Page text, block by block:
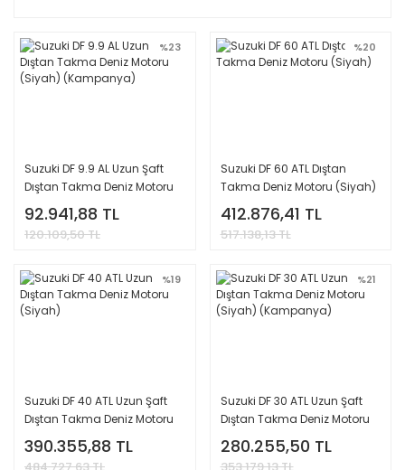
%23
Suzuki DF 9.9 AL Uzun Şaft
Dıştan Takma Deniz Motoru
(Siyah) (Kampanya)
92.941,88 TL
120.109,50 TL
%20
Suzuki DF 60 ATL Dıştan
Takma Deniz Motoru (Siyah)
412.876,41 TL
517.138,13 TL
%19
Suzuki DF 40 ATL Uzun Şaft
Dıştan Takma Deniz Motoru
(Siyah)
390.355,88 TL
%21
Suzuki DF 30 ATL Uzun Şaft
Dıştan Takma Deniz Motoru
(Siyah) (Kampanya)
280.255,50 TL